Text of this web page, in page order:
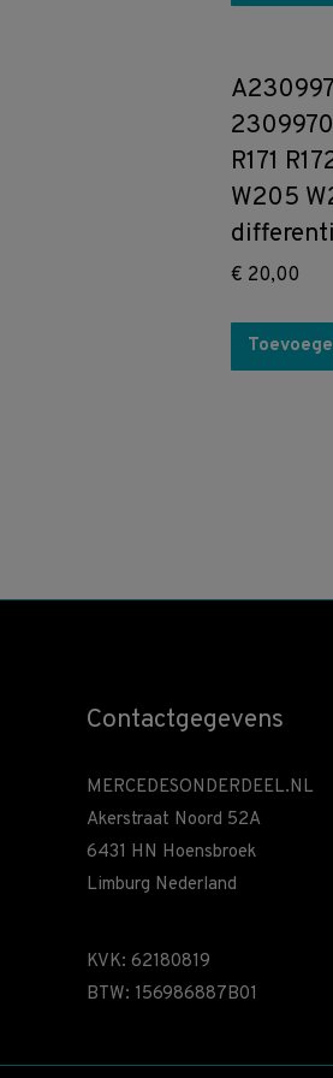
R171
W205
€ 20,00
Contactgegevens
MERCEDESONDERDEEL.NL
Akerstraat Noord 52A
6431 HN Hoensbroek
Limburg Nederland
KVK: 62180819
BTW: 156986887B01